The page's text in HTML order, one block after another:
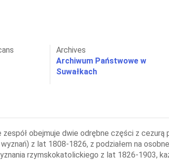
Archives
Archiwum Państwowe w
Suwałkach
obejmuje dwie odrębne części z cezurą
z lat 1808-1826, z podziałem na
rzymskokatolickiego z lat 1826-1903,